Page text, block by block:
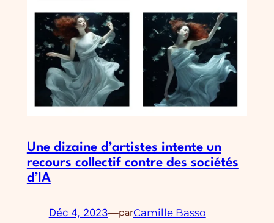
Une dizaine d’artistes intente un
recours collectif contre des sociétés
d’IA
Déc 4, 2023—parCamille Basso